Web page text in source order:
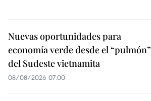
Nuevas oportunidades para
economía verde desde el “pulmón”
del Sudeste vietnamita
08/08/2026 07:00